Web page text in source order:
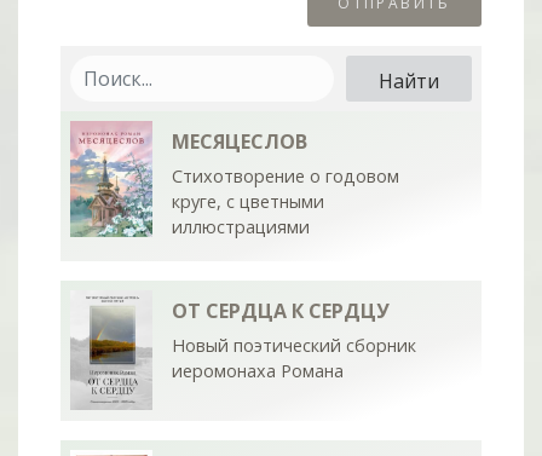
МЕСЯЦЕСЛОВ
Стихотворение о годовом
круге, с цветными
иллюстрациями
ОТ СЕРДЦА К СЕРДЦУ
Новый поэтический сборник
иеромонаха Романа